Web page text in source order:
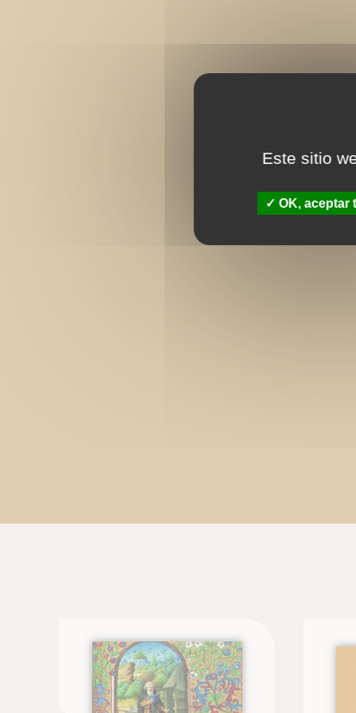
Este sitio
OK, aceptar